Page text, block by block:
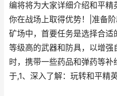
编将将为大家详细介绍和平
你在战场上取得优势！|准备
矿场中，首要任务是选择合
等级高的武器和防具，以增强
时，携带一些药品和弹药等
于,1、深入了解：玩转和平精